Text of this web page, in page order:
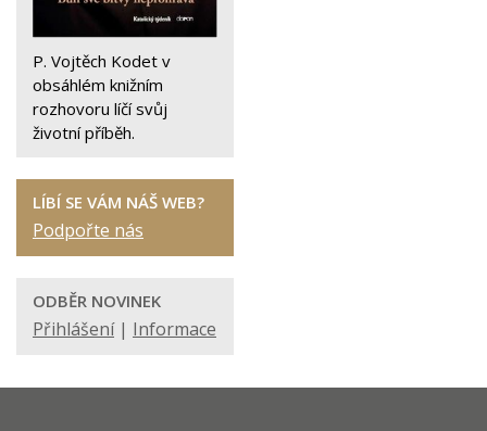
P. Vojtěch Kodet v
obsáhlém knižním
rozhovoru líčí svůj
životní příběh.
LÍBÍ SE VÁM NÁŠ WEB?
Podpořte nás
ODBĚR NOVINEK
Přihlášení| Informace